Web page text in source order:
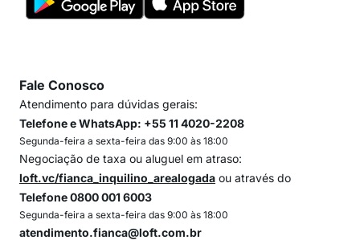
Fale Conosco
Atendimento para dúvidas gerais:
Telefone e WhatsApp: +55 11 4020-2208
Segunda-feira a sexta-feira das 9:00 às 18:00
Negociação de taxa ou aluguel em atraso:
loft.vc/fianca_inquilino_arealogada ou através do
Telefone 0800 001 6003
Segunda-feira a sexta-feira das 9:00 às 18:00
atendimento.fianca@loft.com.br